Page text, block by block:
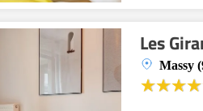
Les
Massy